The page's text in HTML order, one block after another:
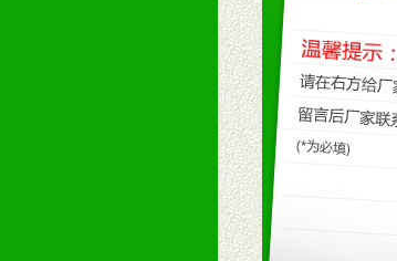
1、不断提升品牌的知
2、不断开创新产品不
九、加盟优势
1、广告企划支持：产
场武器。
2、市场保护支持：供
3、对代理商、经销商
4、营销技术支持：因
5、返利奖励支持：累